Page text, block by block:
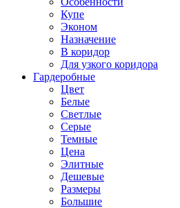
Купе
Эконом
Назначение
В коридор
Для узкого коридора
Гардеробные
Цвет
Белые
Светлые
Серые
Темные
Цена
Элитные
Дешевые
Размеры
Большие